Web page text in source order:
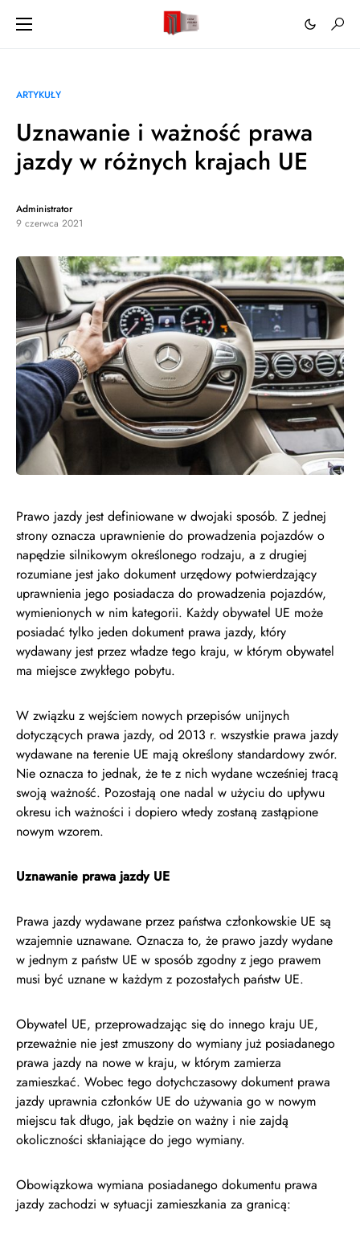
ARTYKUŁY
Uznawanie i ważność prawa
jazdy w różnych krajach UE
Administrator
9 czerwca 2021
Prawo jazdy jest definiowane w dwojaki sposób. Z jednej
strony oznacza uprawnienie do prowadzenia pojazdów o
napędzie silnikowym określonego rodzaju, a z drugiej
rozumiane jest jako dokument urzędowy potwierdzający
uprawnienia jego posiadacza do prowadzenia pojazdów,
wymienionych w nim kategorii. Każdy obywatel UE może
posiadać tylko jeden dokument prawa jazdy, który
wydawany jest przez władze tego kraju, w którym obywatel
ma miejsce zwykłego pobytu.
W związku z wejściem nowych przepisów unijnych
dotyczących prawa jazdy, od 2013 r. wszystkie prawa jazdy
wydawane na terenie UE mają określony standardowy zwór.
Nie oznacza to jednak, że te z nich wydane wcześniej tracą
swoją ważność. Pozostają one nadal w użyciu do upływu
okresu ich ważności i dopiero wtedy zostaną zastąpione
nowym wzorem.
Uznawanie prawa jazdy UE
Prawa jazdy wydawane przez państwa członkowskie UE są
wzajemnie uznawane. Oznacza to, że prawo jazdy wydane
w jednym z państw UE w sposób zgodny z jego prawem
musi być uznane w każdym z pozostałych państw UE.
Obywatel UE, przeprowadzając się do innego kraju UE,
przeważnie nie jest zmuszony do wymiany już posiadanego
prawa jazdy na nowe w kraju, w którym zamierza
zamieszkać. Wobec tego dotychczasowy dokument prawa
jazdy uprawnia członków UE do używania go w nowym
miejscu tak długo, jak będzie on ważny i nie zajdą
okoliczności skłaniające do jego wymiany.
Obowiązkowa wymiana posiadanego dokumentu prawa
jazdy zachodzi w sytuacji zamieszkania za granicą: